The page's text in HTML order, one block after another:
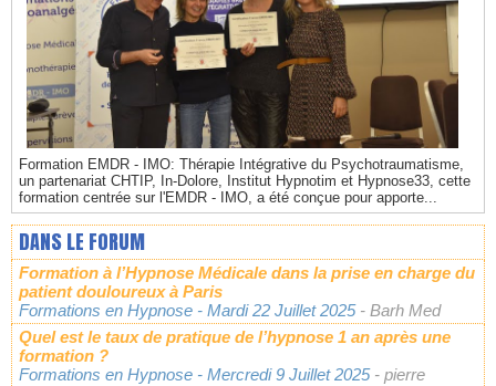
Formation EMDR - IMO: Thérapie Intégrative du Psychotraumatisme,
un partenariat CHTIP, In-Dolore, Institut Hypnotim et Hypnose33, cette
formation centrée sur l'EMDR - IMO, a été conçue pour apporte...
DANS LE FORUM
Formation à l’Hypnose Médicale dans la prise en charge du
patient douloureux à Paris
Formations en Hypnose - Mardi 22 Juillet 2025 - Barh Med
Quel est le taux de pratique de l’hypnose 1 an après une
formation ?
Formations en Hypnose - Mercredi 9 Juillet 2025 - pierre